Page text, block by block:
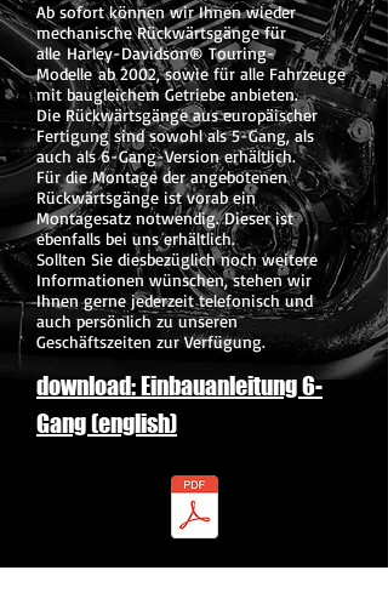
Ab sofort können wir Ihnen wieder
mechanische Rückwärtsgänge für
alle Harley-Davidson® Touring-
Modelle ab 2002, sowie für alle Fahrzeuge
mit baugleichem Getriebe anbieten.
Die Rückwärtsgänge aus europäischer
Fertigung sind sowohl als 5-Gang, als
auch als 6-Gang-Version erhältlich.
Für die Montage der angebotenen
Rückwärtsgänge ist vorab ein
Montagesatz notwendig. Dieser ist
ebenfalls bei uns erhältlich.
Sollten Sie diesbezüglich noch weitere
Informationen wünschen, stehen wir
Ihnen gerne jederzeit telefonisch und
auch persönlich zu unseren
Geschäftszeiten zur Verfügung.
download: Einbauanleitung 6-
Gang (english)